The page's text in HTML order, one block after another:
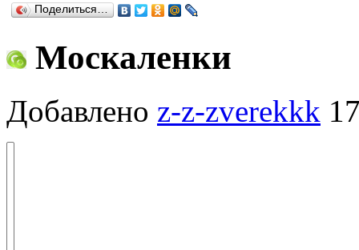
Поделиться…
Москаленки
Добавлено z-z-zverekkk